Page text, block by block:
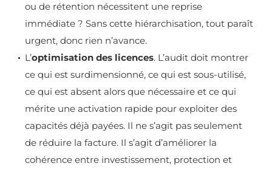
ou de rétention nécessitent une reprise
immédiate ? Sans cette hiérarchisation, tout paraît
urgent, donc rien n’avance.
L’optimisation des licences. L’audit doit montrer
ce qui est surdimensionné, ce qui est sous-utilisé,
ce qui est absent alors que nécessaire et ce qui
mérite une activation rapide pour exploiter des
capacités déjà payées. Il ne s’agit pas seulement
de réduire la facture. Il s’agit d’améliorer la
cohérence entre investissement, protection et